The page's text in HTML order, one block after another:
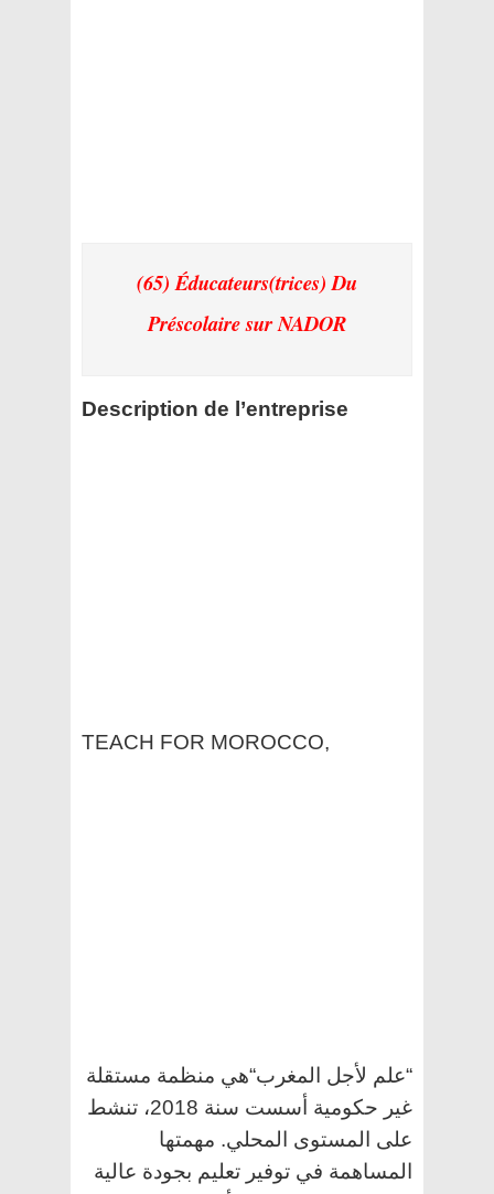
(65) Éducateurs(trices) Du
Préscolairesur NADOR
Description de l’entreprise
TEACH FOR MOROCCO,
“علم لأجل المغرب“هي منظمة مستقلة
غير حكومية أسست سنة 2018، تنشط
على المستوى المحلي. مهمتها
المساهمة في توفير تعليم بجودة عالية